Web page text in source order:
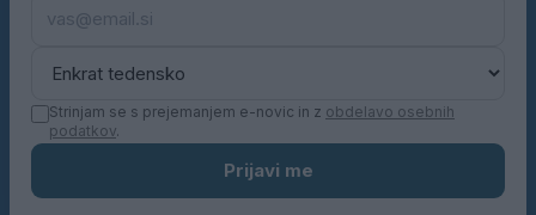
KN MEDIA d.o.o.
Strinjam se s prejemanjem e-novic in z obdelavo osebnih
podatkov.
Prijavi me